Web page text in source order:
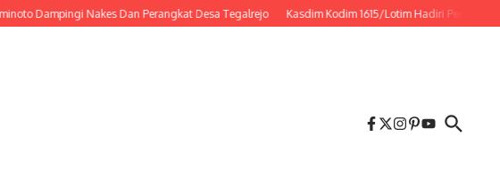
Nakes Dan Perangkat Desa Tegalrejo Kasdim Kodim 1615/Lotim Hadiri Peringatan HUT